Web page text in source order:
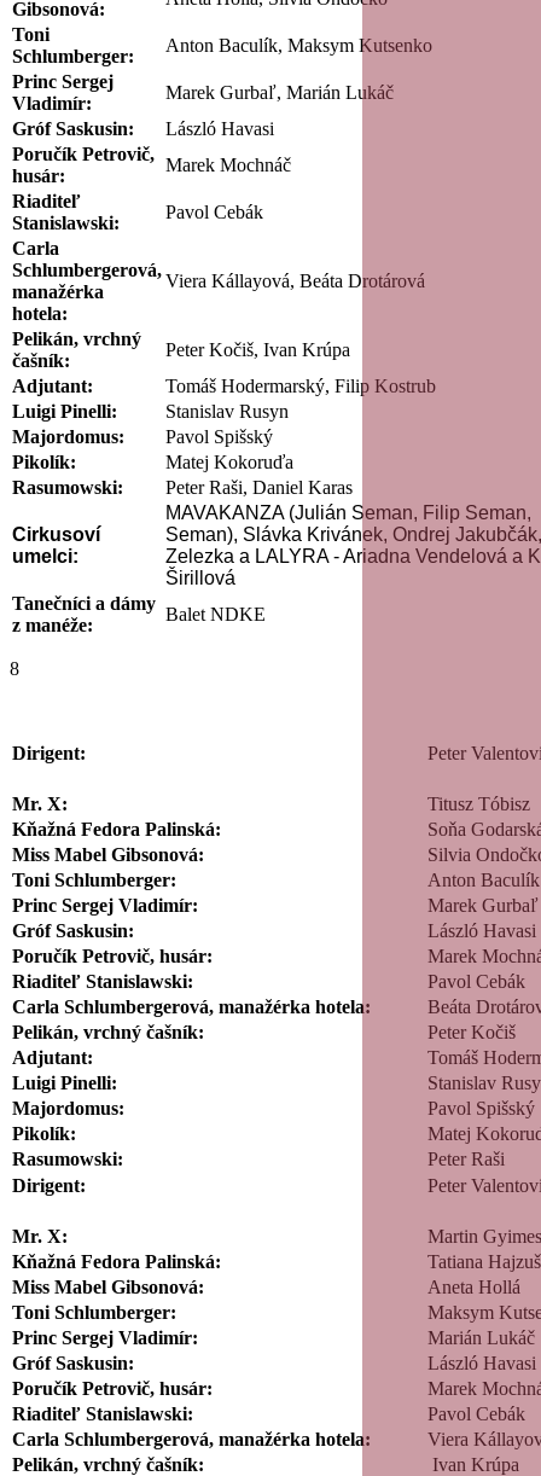
Gibsonová:
Toni
Schlumberger:
Anton Baculík, Maksym Kutsenko
Princ Sergej
Vladimír:
Marek Gurbaľ, Marián Lukáč
Gróf Saskusin:
László Havasi
Poručík Petrovič,
husár:
Marek Mochnáč
Riaditeľ
Stanislawski:
Pavol Cebák
Carla
Schlumbergerová,
manažérka
hotela:
Viera Kállayová, Beáta Drotárová
Pelikán, vrchný
čašník:
Peter Kočiš, Ivan Krúpa
Adjutant:
Tomáš Hodermarský, Filip Kostrub
Luigi Pinelli:
Stanislav Rusyn
Majordomus:
Pavol Spišský
Pikolík:
Matej Kokoruďa
Rasumowski:
Peter Raši, Daniel Karas
Cirkusoví
umelci:
MAVAKANZA (Julián Seman, Filip Seman,
Seman), Slávka Krivánek, Ondrej
Zelezka a LALYRA - Ariadna Vendelová a
Širillová
Tanečníci a dámy
z manéže:
Balet NDKE
8
Dirigent: Peter
Mr. X:
Titusz Tóbisz
Kňažná Fedora Palinská:
Soňa
Miss Mabel Gibsonová:
Silvia
Toni Schlumberger:
Anton Baculík
Princ Sergej Vladimír:
Marek Gurbaľ
Gróf Saskusin:
László Havasi
Poručík Petrovič, husár:
Marek
Riaditeľ Stanislawski:
Pavol Cebák
Carla Schlumbergerová, manažérka hotela:
Beáta
Pelikán, vrchný čašník:
Peter Kočiš
Adjutant:
Tomáš
Luigi Pinelli:
Stanislav
Majordomus:
Pavol Spišský
Pikolík:
Matej
Rasumowski:
Peter Raši
Dirigent:
Peter
Mr. X:
Martin
Kňažná Fedora Palinská:
Tatiana
Miss Mabel Gibsonová:
Aneta Hollá
Toni Schlumberger:
Maksym
Princ Sergej Vladimír:
Marián Lukáč
Gróf Saskusin:
László Havasi
Poručík Petrovič, husár:
Marek
Riaditeľ Stanislawski:
Pavol Cebák
Carla Schlumbergerová, manažérka hotela:
Viera
Pelikán, vrchný čašník:
Ivan Krúpa